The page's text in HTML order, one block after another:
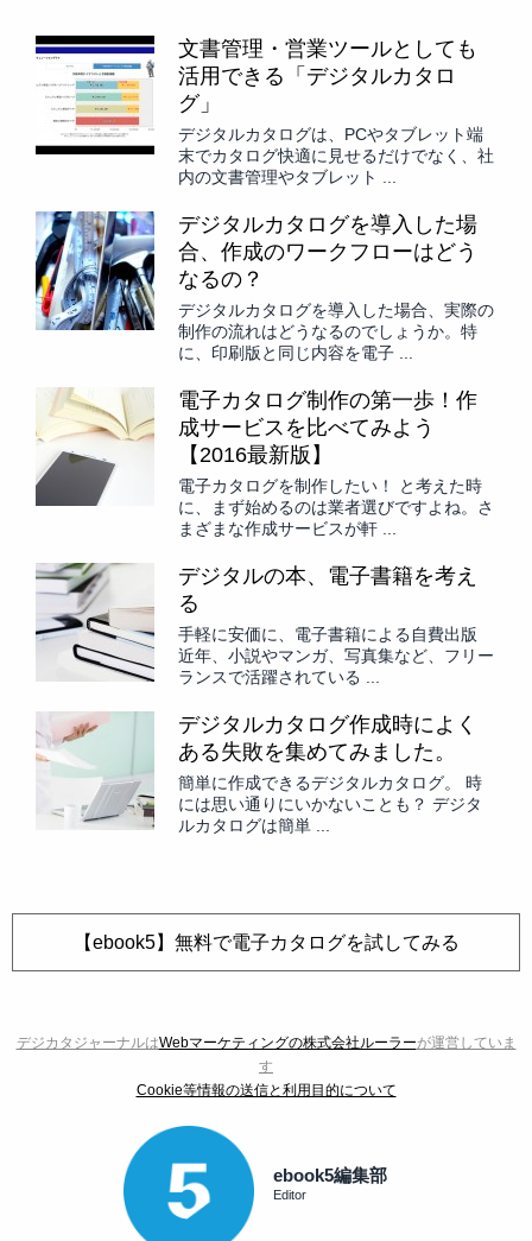
文書管理・営業ツールとしても
活用できる「デジタルカタロ
グ」
デジタルカタログは、PCやタブレット端
末でカタログ快適に見せるだけでなく、社
内の文書管理やタブレット ...
デジタルカタログを導入した場
合、作成のワークフローはどう
なるの？
デジタルカタログを導入した場合、実際の
制作の流れはどうなるのでしょうか。特
に、印刷版と同じ内容を電子 ...
電子カタログ制作の第一歩！作
成サービスを比べてみよう
【2016最新版】
電子カタログを制作したい！ と考えた時
に、まず始めるのは業者選びですよね。さ
まざまな作成サービスが軒 ...
デジタルの本、電子書籍を考え
る
手軽に安価に、電子書籍による自費出版
近年、小説やマンガ、写真集など、フリー
ランスで活躍されている ...
デジタルカタログ作成時によく
ある失敗を集めてみました。
簡単に作成できるデジタルカタログ。 時
には思い通りにいかないことも？ デジタ
ルカタログは簡単 ...
【ebook5】無料で電子カタログを試してみる
デジカタジャーナルはWebマーケティングの株式会社ルーラーが運営していま
す
Cookie等情報の送信と利用目的について
ebook5編集部
Editor